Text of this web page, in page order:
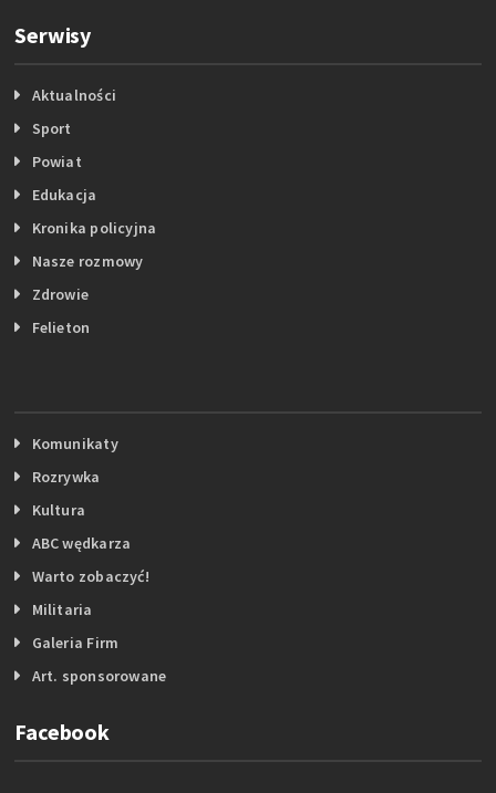
Serwisy
Aktualności
Sport
Powiat
Edukacja
Kronika policyjna
Nasze rozmowy
Zdrowie
Felieton
Komunikaty
Rozrywka
Kultura
ABC wędkarza
Warto zobaczyć!
Militaria
Galeria Firm
Art. sponsorowane
Facebook